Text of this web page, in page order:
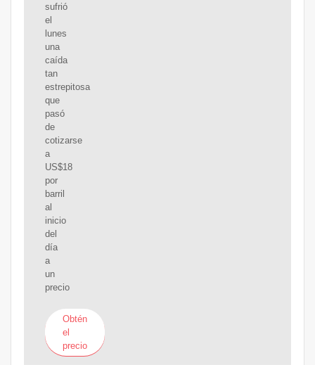
sufrió
el
lunes
una
caída
tan
estrepitosa
que
pasó
de
cotizarse
a
US$18
por
barril
al
inicio
del
día
a
un
precio
Obtén
el
precio